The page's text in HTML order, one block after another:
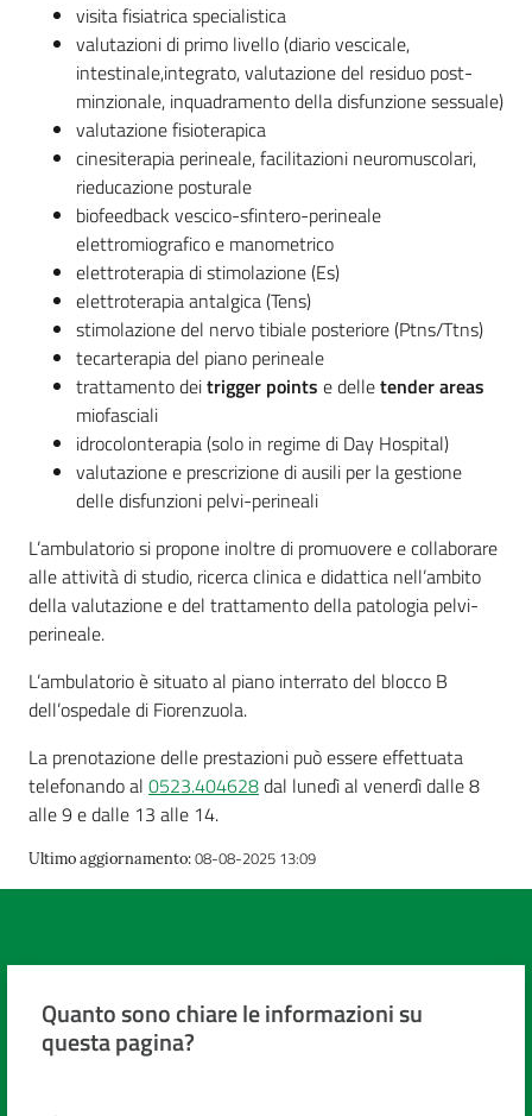
visita fisiatrica specialistica
valutazioni di primo livello (diario vescicale,
intestinale,integrato, valutazione del residuo post-
minzionale, inquadramento della disfunzione sessuale)
valutazione fisioterapica
cinesiterapia perineale, facilitazioni neuromuscolari,
rieducazione posturale
biofeedback vescico-sfintero-perineale
elettromiografico e manometrico
elettroterapia di stimolazione (Es)
elettroterapia antalgica (Tens)
stimolazione del nervo tibiale posteriore (Ptns/Ttns)
tecarterapia del piano perineale
trattamento deitrigger points e delletender areas
miofasciali
idrocolonterapia (solo in regime di Day Hospital)
valutazione e prescrizione di ausili per la gestione
delle disfunzioni pelvi-perineali
L’ambulatorio si propone inoltre di promuovere e collaborare
alle attività di studio, ricerca clinica e didattica nell’ambito
della valutazione e del trattamento della patologia pelvi-
perineale.
L’ambulatorio è situato al piano interrato del blocco B
dell’ospedale di Fiorenzuola.
La prenotazione delle prestazioni può essere effettuata
telefonando al 0523.404628dal lunedì al venerdì dalle 8
alle 9 e dalle 13 alle 14.
Ultimo aggiornamento:08-08-2025 13:09
Quanto sono chiare le informazioni su
questa pagina?